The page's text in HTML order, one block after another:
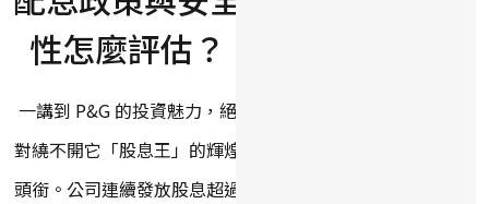
性怎麼評估？
一講到 P&G 的投資魅力，絕
對繞不開它「股息王」的輝煌
頭銜。公司連續發放股息超過